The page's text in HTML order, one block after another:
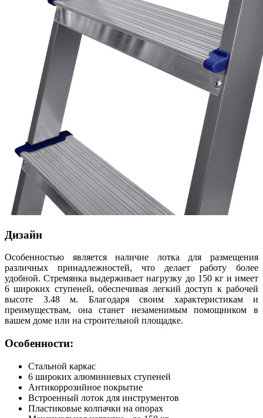
Дизайн
Особенностью является наличие лотка для размещения
различных принадлежностей, что делает работу более
удобной. Стремянка выдерживает нагрузку до 150 кг и имеет
6 широких ступеней, обеспечивая легкий доступ к рабочей
высоте 3.48 м. Благодаря своим характеристикам и
преимуществам, она станет незаменимым помощником в
вашем доме или на строительной площадке.
Особенности:
Стальной каркас
6 широких алюминиевых ступеней
Антикоррозийное покрытие
Встроенный лоток для инструментов
Пластиковые колпачки на опорах